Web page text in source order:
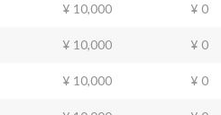
¥ 10,000 ¥ 0
¥ 10,000 ¥ 0
¥ 10,000 ¥ 0